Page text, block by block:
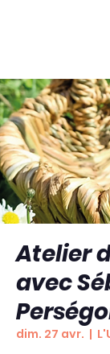
Atelier
avec
dim. 27 avr.
  |